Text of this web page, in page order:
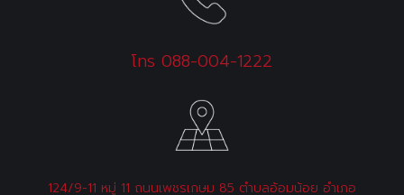
โทร 088-004-1222
124/9-11 หมู่ 11 ถนนเพชรเกษม 85 ตำบลอ้อมน้อย อำเภอ